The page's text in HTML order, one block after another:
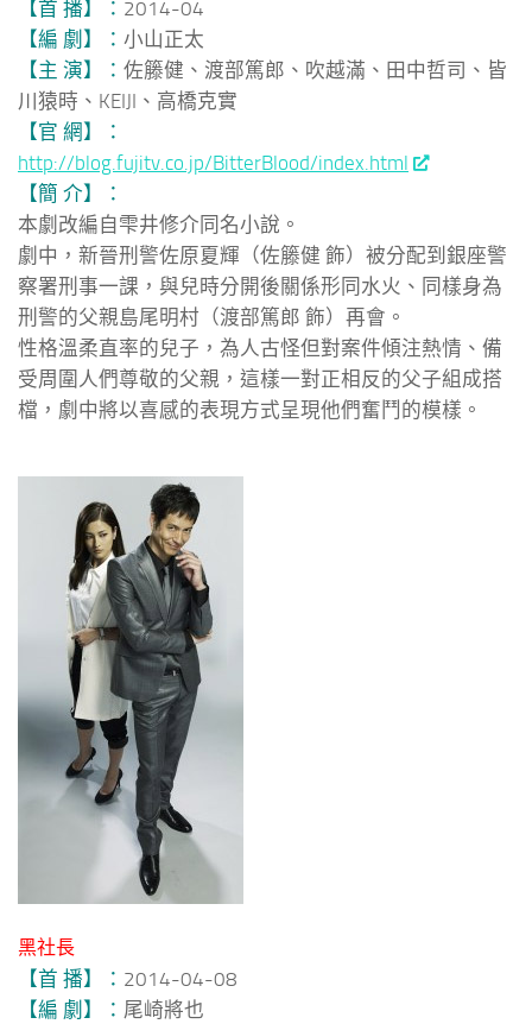
【首 播】： 2014-04
【編 劇】： 小山正太
【主 演】： 佐籐健、渡部篤郎、吹越滿、田中哲司、皆
川猿時、KEIJI、高橋克實
【官 網】：
http://blog.fujitv.co.jp/BitterBlood/index.html
【簡 介】：
本劇改編自雫井修介同名小說。
劇中，新晉刑警佐原夏輝（佐籐健 飾）被分配到銀座警
察署刑事一課，與兒時分開後關係形同水火、同樣身為
刑警的父親島尾明村（渡部篤郎 飾）再會。
性格溫柔直率的兒子，為人古怪但對案件傾注熱情、備
受周圍人們尊敬的父親，這樣一對正相反的父子組成搭
檔，劇中將以喜感的表現方式呈現他們奮鬥的模樣。
黑社長
【首 播】： 2014-04-08
【編 劇】： 尾崎將也